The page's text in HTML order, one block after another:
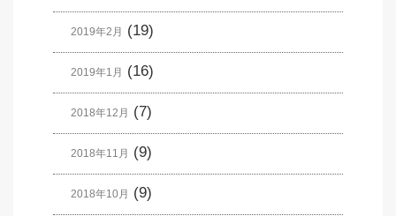
2019年2月 (19)
2019年1月 (16)
2018年12月 (7)
2018年11月 (9)
2018年10月 (9)